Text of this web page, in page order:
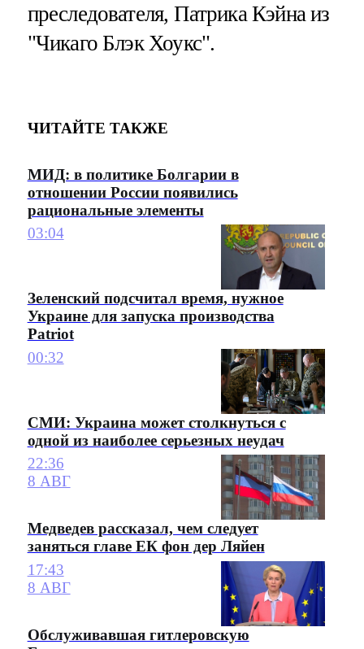
преследователя, Патрика Кэйна из
"Чикаго Блэк Хоукс".
ЧИТАЙТЕ ТАКЖЕ
МИД: в политике Болгарии в
отношении России появились
рациональные элементы
03:04
Зеленский подсчитал время, нужное
Украине для запуска производства
Patriot
00:32
СМИ: Украина может столкнуться с
одной из наиболее серьезных неудач
22:36
8 АВГ
Медведев рассказал, чем следует
заняться главе ЕК фон дер Ляйен
17:43
8 АВГ
Обслуживавшая гитлеровскую